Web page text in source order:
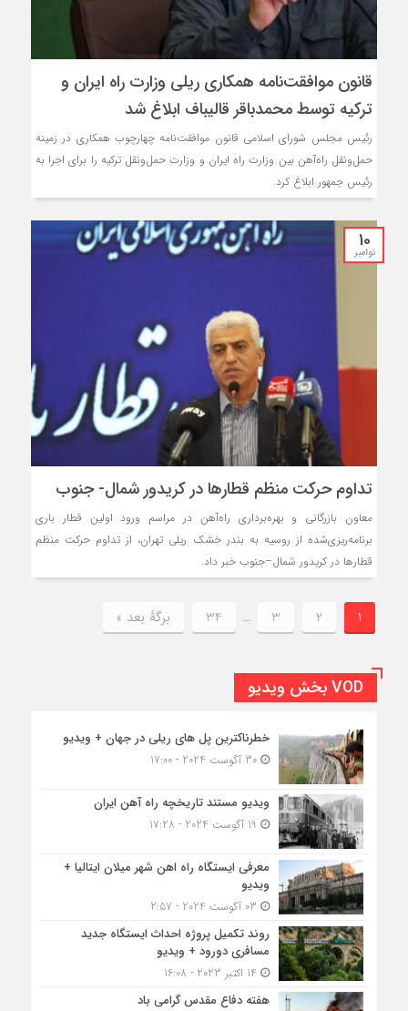
قانون ‌موافقت‌نامه همکاری ریلی وزارت راه ایران و
ترکیه توسط محمدباقر قالیباف ابلاغ شد
رئیس مجلس شورای اسلامی قانون ‌موافقت‌نامه چهارچوب همکاری در زمینه
حمل‌ونقل راه‌آهن بین وزارت راه ایران و وزارت حمل‌ونقل ترکیه را برای اجرا به
رئیس جمهور ابلاغ کرد.
10
نوامبر
تداوم حرکت منظم قطارها در کریدور شمال- جنوب
معاون بازرگانی و بهره‌برداری راه‌آهن در مراسم ورود اولین قطار باری
برنامه‌ریزی‌شده از روسیه به بندر خشک ریلی تهران، از تداوم حرکت منظم
قطارها در کریدور شمال–جنوب خبر داد.
1
2
3
…
34 برگهٔ بعد »
VOD بخش ویدیو
خطرناکترین پل های ریلی در جهان + ویدیو
30 آگوست 2024 - 17:00
ویدیو مستند تاریخچه راه آهن ایران
معرفی ایستگاه راه اهن شهر میلان ایتالیا +
ویدیو
روند تکمیل پروژه احداث ایستگاه جدید
مسافری دورود + ویدیو
هفته دفاع مقدس گرامی باد